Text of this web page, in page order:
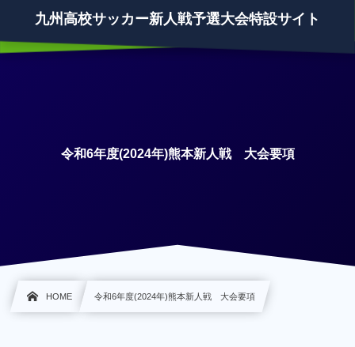
九州高校サッカー新人戦予選大会特設サイト
令和6年度(2024年)熊本新人戦 大会要項
HOME 令和6年度(2024年)熊本新人戦 大会要項